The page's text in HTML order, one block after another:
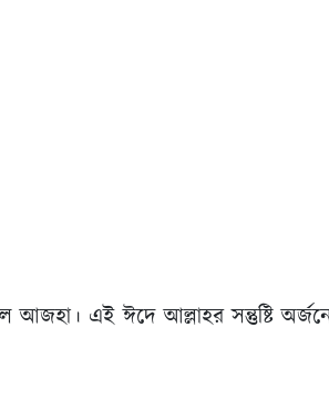
এই ঈদে আল্লাহর সন্তুষ্টি